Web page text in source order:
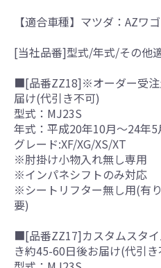
【適合車種】マツダ：AZワ
[当社品番]型式/年式/その他
■[品番ZZ18]※オーダー受注
届け(代引き不可)
型式：MJ23S
年式：平成20年10月～24年5
グレード:XF/XG/XS/XT
※肘掛け小物入れ無し専用
※インパネシフトのみ対応
※シートリフター無し用(有
要)
■[品番ZZ17]カスタムスタ
き約45-60日後お届け(代引き